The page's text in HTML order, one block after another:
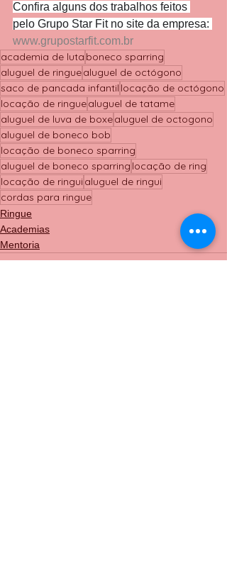
Confira alguns dos trabalhos feitos
pelo Grupo Star Fit no site da empresa:
www.grupostarfit.com.br
academia de luta boneco sparring
aluguel de ringuealuguel de octógono
saco de pancada infantil locação de octógono
locação de ringuealuguel de tatame
aluguel de luva de boxealuguel de octogono
aluguel de boneco bob
locação de boneco sparring
aluguel de boneco sparring locação de ring
locação de ringui aluguel de ringui
cordas para ringue
Ringue
Academias
Mentoria